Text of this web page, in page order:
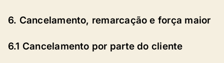
6. Cancelamento, remarcação e força maior
6.1 Cancelamento por parte do cliente